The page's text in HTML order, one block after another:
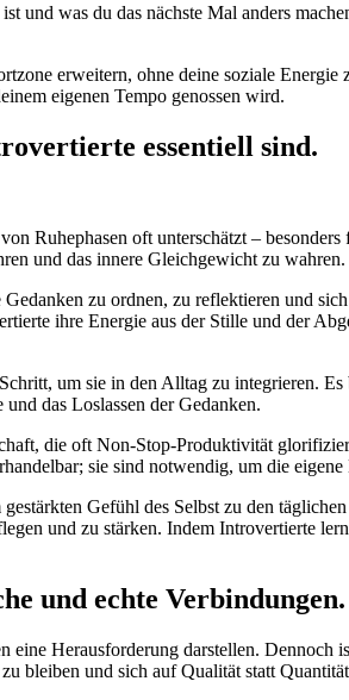
und was du das nächste Mal anders
erweitern, ohne deine soziale
eigenen Tempo genossen wird.
essentiell sind.
Ruhephasen oft unterschätzt –
und das innere Gleichgewicht zu wahren.
zu ordnen, zu reflektieren und
ihre Energie aus der Stille und der
um sie in den Alltag zu integrieren.
das Loslassen der Gedanken.
die oft Non-Stop-Produktivität
sie sind notwendig, um die
Gefühl des Selbst zu den
und zu stärken. Indem Introvertierte
und echte Verbindungen.
Herausforderung darstellen. Dennoch
bleiben und sich auf Qualität statt